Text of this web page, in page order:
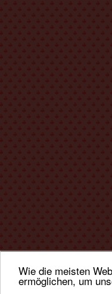
Wie die meisten
ermöglichen, um